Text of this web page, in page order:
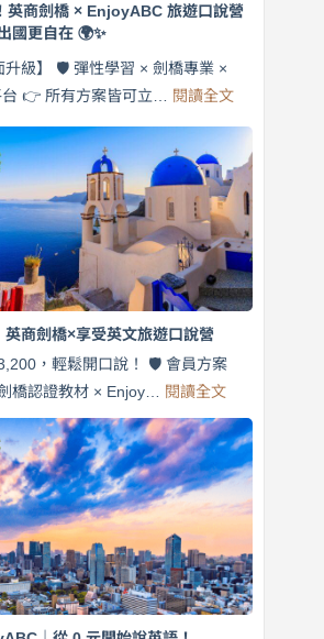
英商劍橋 × EnjoyABC 旅遊口說營
國更自在 🌍✨
升級】 🛡️ 彈性學習 × 劍橋專業 ×
台 👉 所有方案皆可立… 閱讀全文:
天
說
英
語！
英
商
劍
口
說
營
月
$3,200，
出
國
商劍橋×享受英文旅遊口說營
，輕鬆開口說！ 🛡️ 會員方案
橋認證教材 × Enjoy… 閱讀全文:
外
師
帶
練
英
｜
英
商